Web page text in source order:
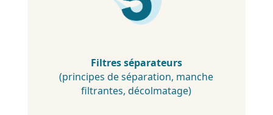
Filtres séparateurs
(principes de séparation, manche
filtrantes, décolmatage)